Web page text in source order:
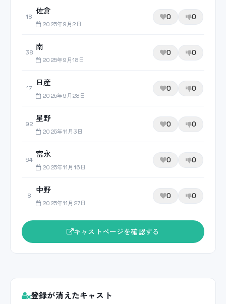
18
佐倉
2025年9月2日
0 0
38
南
2025年9月18日
0 0
17
日産
2025年9月28日
0 0
92
星野
2025年11月3日
0 0
64
富永
2025年11月16日
0 0
8
中野
2025年11月27日
0 0
キャストページを確認する
登録が消えたキャスト